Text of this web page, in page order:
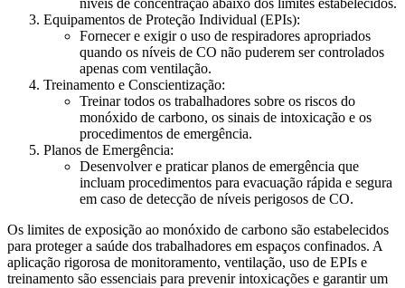
níveis de concentração abaixo dos limites estabelecidos.
Equipamentos de Proteção Individual (EPIs):
Fornecer e exigir o uso de respiradores apropriados
quando os níveis de CO não puderem ser controlados
apenas com ventilação.
Treinamento e Conscientização:
Treinar todos os trabalhadores sobre os riscos do
monóxido de carbono, os sinais de intoxicação e os
procedimentos de emergência.
Planos de Emergência:
Desenvolver e praticar planos de emergência que
incluam procedimentos para evacuação rápida e segura
em caso de detecção de níveis perigosos de CO.
Os limites de exposição ao monóxido de carbono são estabelecidos
para proteger a saúde dos trabalhadores em espaços confinados. A
aplicação rigorosa de monitoramento, ventilação, uso de EPIs e
treinamento são essenciais para prevenir intoxicações e garantir um